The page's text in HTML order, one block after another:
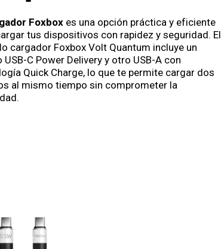
Foxbox es una opción práctica y eficiente
tus dispositivos con rapidez y seguridad. El
cargador Foxbox Volt Quantum incluye un
USB-C Power Delivery y otro USB-A con
Quick Charge, lo que te permite cargar dos
al mismo tiempo sin comprometer la